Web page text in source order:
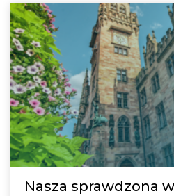
Nasza sprawdzona